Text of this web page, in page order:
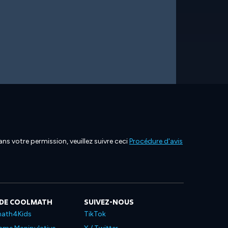
votre permission, veuillez suivre ceciProcédure d'avis
COOLMATH SUIVEZ-NOUS
TikTok